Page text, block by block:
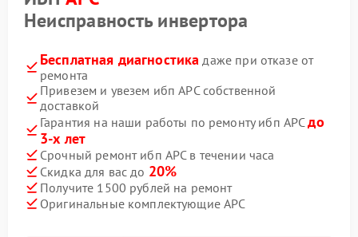
Неисправность инвертора
Бесплатная диагностика даже при отказе от
ремонта
Привезем и увезем ибп APC собственной
доставкой
Гарантия на наши работы по ремонту ибп APCдо
3-х лет
Срочный ремонт ибп APC в течении часа
Скидка для вас до 20%
Получите 1500 рублей на ремонт
Оригинальные комплектующие APC